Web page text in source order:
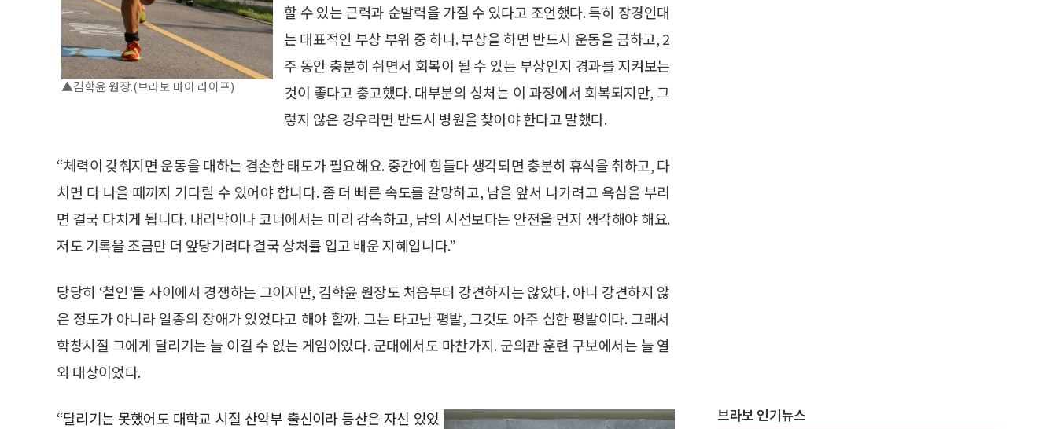
▲김학윤 원장.(브라보 마이 라이프)
할 수 있는 근력과 순발력을 가질 수 있다고 조언했다. 특히 장경인대
는 대표적인 부상 부위 중 하나. 부상을 하면 반드시 운동을 금하고, 2
주 동안 충분히 쉬면서 회복이 될 수 있는 부상인지 경과를 지켜보는
것이 좋다고 충고했다. 대부분의 상처는 이 과정에서 회복되지만, 그
렇지 않은 경우라면 반드시 병원을 찾아야 한다고 말했다.
“체력이 갖춰지면 운동을 대하는 겸손한 태도가 필요해요. 중간에 힘들다 생각되면 충분히 휴식을 취하고, 다
치면 다 나을 때까지 기다릴 수 있어야 합니다. 좀 더 빠른 속도를 갈망하고, 남을 앞서 나가려고 욕심을 부리
면 결국 다치게 됩니다. 내리막이나 코너에서는 미리 감속하고, 남의 시선보다는 안전을 먼저 생각해야 해요.
저도 기록을 조금만 더 앞당기려다 결국 상처를 입고 배운 지혜입니다.”
당당히 ‘철인’들 사이에서 경쟁하는 그이지만, 김학윤 원장도 처음부터 강견하지는 않았다. 아니 강견하지 않
은 정도가 아니라 일종의 장애가 있었다고 해야 할까. 그는 타고난 평발, 그것도 아주 심한 평발이다. 그래서
학창시절 그에게 달리기는 늘 이길 수 없는 게임이었다. 군대에서도 마찬가지. 군의관 훈련 구보에서는 늘 열
외 대상이었다.
“달리기는 못했어도 대학교 시절 산악부 출신이라 등산은 자신 있었
브라보 인기뉴스